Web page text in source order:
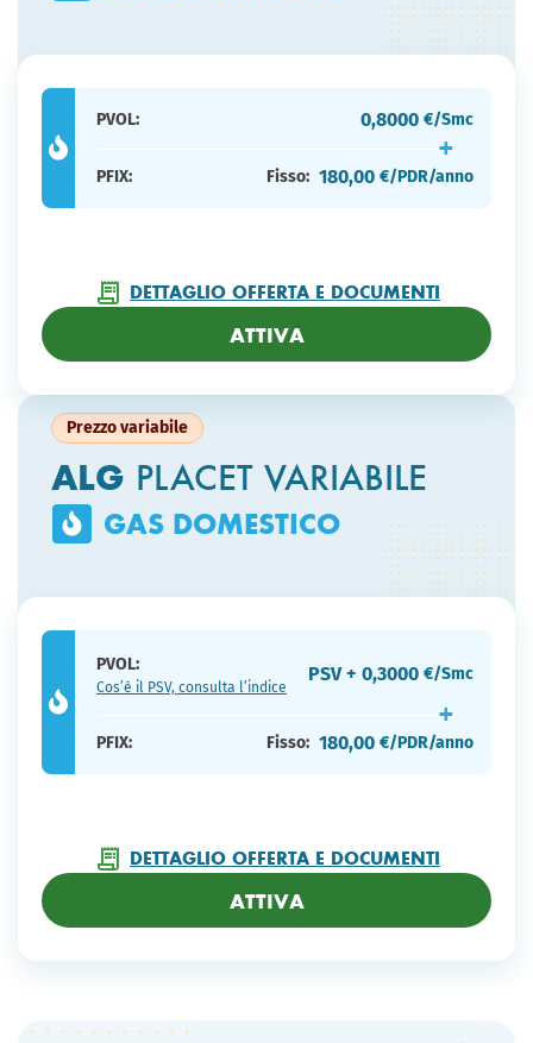
PVOL: 0,8000 €/Smc
PFIX: Fisso: 180,00 €/PDR/anno
DETTAGLIO OFFERTA E DOCUMENTI
ATTIVA
Prezzo variabile
ALG PLACET VARIABILE
GAS DOMESTICO
PVOL:
Cos’è il PSV, consulta l’indice
PSV + 0,3000 €/Smc
PFIX: Fisso: 180,00 €/PDR/anno
DETTAGLIO OFFERTA E DOCUMENTI
ATTIVA